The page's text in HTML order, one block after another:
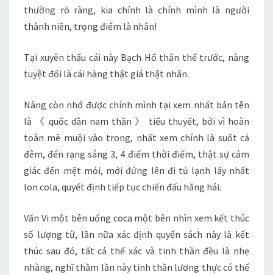
thường rõ ràng, kia chính là chính mình là người
thành niên, trọng điểm là nhân!
Tại xuyên thấu cái này Bạch Hổ thân thể trước, nàng
tuyệt đối là cái hàng thật giá thật nhân.
Nàng còn nhớ được chính mình tại xem nhất bản tên
là 《 quốc dân nam thần 》 tiểu thuyết, bởi vì hoàn
toàn mê muội vào trong, nhất xem chính là suốt cả
đêm, đến rạng sáng 3, 4 điểm thời điểm, thật sự cảm
giác đến mệt mỏi, mới đứng lên đi tủ lạnh lấy nhất
lon cola, quyết định tiếp tục chiến đấu hăng hái.
Văn Vi một bên uống coca một bên nhìn xem kết thúc
số lượng từ, lần nữa xác định quyển sách này là kết
thúc sau đó, tất cả thể xác và tinh thần đều là nhẹ
nhàng, nghĩ thầm lần này tinh thần lương thực có thể